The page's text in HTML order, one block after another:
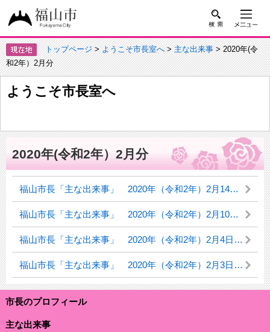
トップページ>ようこそ市長室へ>主な出来事> 2020年(令
和2年）2月分
ようこそ市長室へ
市長のプロフィール
主な出来事
2020年(令和2年）2月分
福山市長「主な出来事」 2020年（令和2年）2月14日（金曜日）
福山市長「主な出来事」 2020年（令和2年）2月10日（月曜日）
福山市長「主な出来事」 2020年（令和2年）2月4日（火曜日）
福山市長「主な出来事」 2020年（令和2年）2月3日（月曜日）